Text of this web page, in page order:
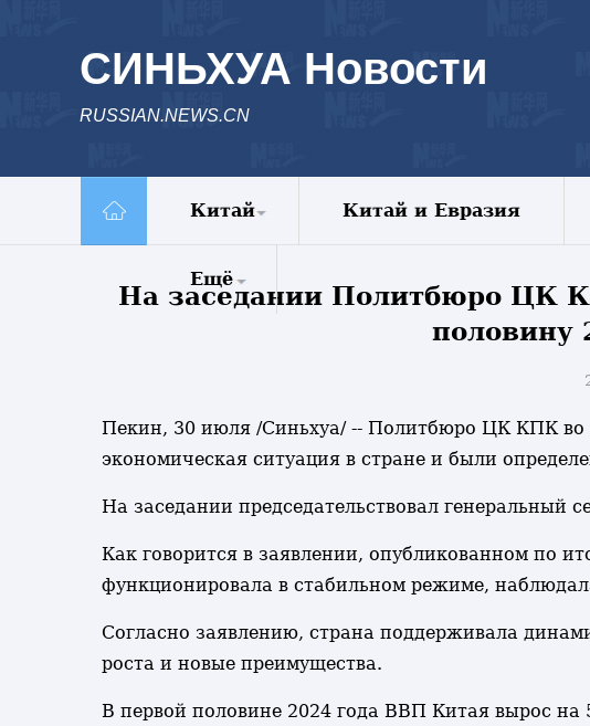
СИНЬХУА Новости
RUSSIAN.NEWS.CN
Китай
Экономика
Китай и Евразия
Ещё
Фото
Спецрепортажи
На заседании Политбюро ЦК
половину
Пекин, 30 июля /Синьхуа/ -- Политбюро ЦК КПК во
экономическая ситуация в стране и были
На заседании председательствовал
Как говорится в заявлении, опубликованном по
функционировала в стабильном режиме,
Согласно заявлению, страна поддерживала
роста и новые преимущества.
В первой половине 2024 года ВВП Китая вырос на